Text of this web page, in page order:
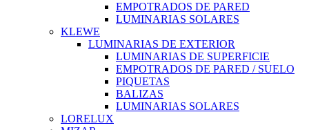
EMPOTRADOS DE PARED
LUMINARIAS SOLARES
KLEWE
LUMINARIAS DE EXTERIOR
LUMINARIAS DE SUPERFICIE
EMPOTRADOS DE PARED / SUELO
PIQUETAS
BALIZAS
LUMINARIAS SOLARES
LORELUX